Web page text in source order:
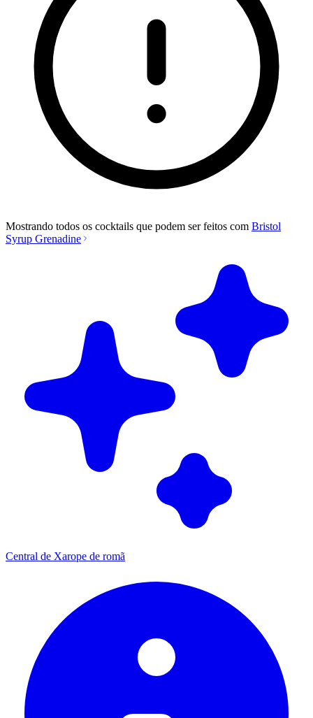
Mostrando todos os cocktails que podem ser feitos com Bristol
Syrup Grenadine
Central de Xarope de romã